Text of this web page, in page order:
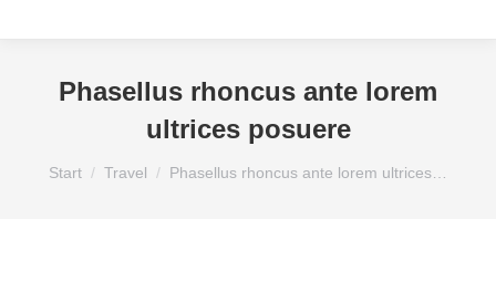
Phasellus rhoncus ante lorem
ultrices posuere
Sie befinden sich hier:
Start Travel Phasellus rhoncus ante lorem ultrices…